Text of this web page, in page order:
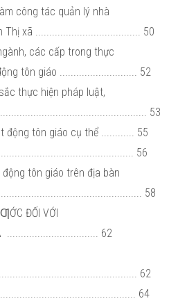
công tác quản lý nhà
xã ...................................... 50
các cấp trong thực
tôn giáo ............................ 52
thực hiện pháp luật,
53
động tôn giáo cụ thể ............ 55
56
tôn giáo trên địa bàn
58
ĐỐI VỚI
................................. 62
62
64